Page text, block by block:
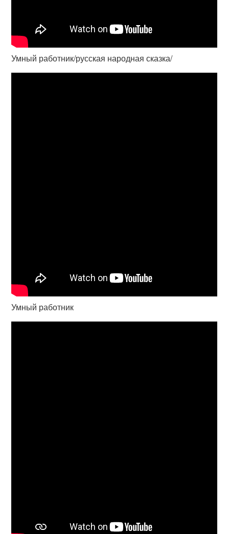
Умный работник/русская народная сказка/
Умный работник